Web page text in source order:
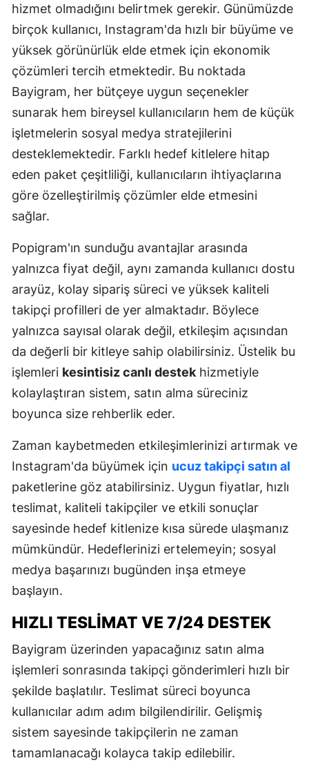
hizmet olmadığını belirtmek gerekir. Günümüzde
birçok kullanıcı, Instagram'da hızlı bir büyüme ve
yüksek görünürlük elde etmek için ekonomik
çözümleri tercih etmektedir. Bu noktada
Bayigram, her bütçeye uygun seçenekler
sunarak hem bireysel kullanıcıların hem de küçük
işletmelerin sosyal medya stratejilerini
desteklemektedir. Farklı hedef kitlelere hitap
eden paket çeşitliliği, kullanıcıların ihtiyaçlarına
göre özelleştirilmiş çözümler elde etmesini
sağlar.
Popigram'ın sunduğu avantajlar arasında
yalnızca fiyat değil, aynı zamanda kullanıcı dostu
arayüz, kolay sipariş süreci ve yüksek kaliteli
takipçi profilleri de yer almaktadır. Böylece
yalnızca sayısal olarak değil, etkileşim açısından
da değerli bir kitleye sahip olabilirsiniz. Üstelik bu
işlemleri kesintisiz canlı destek hizmetiyle
kolaylaştıran sistem, satın alma süreciniz
boyunca size rehberlik eder.
Zaman kaybetmeden etkileşimlerinizi artırmak ve
Instagram'da büyümek için ucuz takipçi satın al
paketlerine göz atabilirsiniz. Uygun fiyatlar, hızlı
teslimat, kaliteli takipçiler ve etkili sonuçlar
sayesinde hedef kitlenize kısa sürede ulaşmanız
mümkündür. Hedeflerinizi ertelemeyin; sosyal
medya başarınızı bugünden inşa etmeye
başlayın.
HIZLI TESLIMAT VE 7/24 DESTEK
Bayigram üzerinden yapacağınız satın alma
işlemleri sonrasında takipçi gönderimleri hızlı bir
şekilde başlatılır. Teslimat süreci boyunca
kullanıcılar adım adım bilgilendirilir. Gelişmiş
sistem sayesinde takipçilerin ne zaman
tamamlanacağı kolayca takip edilebilir.